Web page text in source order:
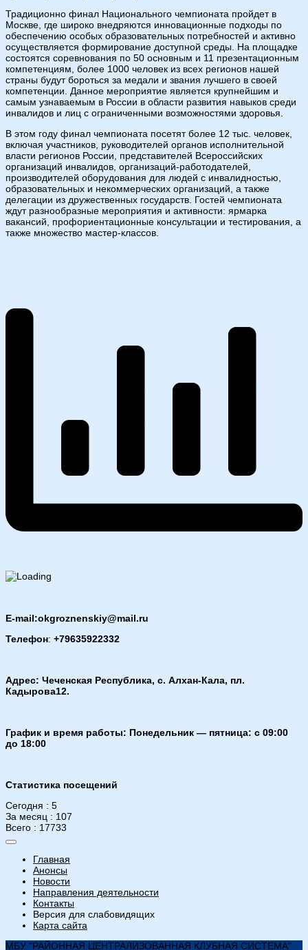
Традиционно финал Национального чемпионата пройдет в
Москве, где широко внедряются инновационные подходы по
обеспечению особых образовательных потребностей и активно
осуществляется формирование доступной среды. На площадке
состоятся соревнования по 50 основным и 11 презентационным
компетенциям, более 1000 человек из всех регионов нашей
страны будут бороться за медали и звания лучшего в своей
компетенции. Данное мероприятие является крупнейшим и
самым узнаваемым в России в области развития навыков среди
инвалидов и лиц с ограниченными возможностями здоровья.
В этом году финал чемпионата посетят более 12 тыс. человек,
включая участников, руководителей органов исполнительной
власти регионов России, представителей Всероссийских
организаций инвалидов, организаций-работодателей,
производителей оборудования для людей с инвалидностью,
образовательных и некоммерческих организаций, а также
делегации из дружественных государств. Гостей чемпионата
ждут разнообразные мероприятия и активности: ярмарка
вакансий, профориентационные консультации и тестирования, а
также множество мастер-классов.
E-mail:okgroznenskiy@mail.ru
Телефон: +79635922332
Адрес: Чеченская Республика, с. Алхан-Кала, пл.
Кадырова12.
График и время работы: Понедельник — пятница: с 09:00
до 18:00
Статистика посещений
Сегодня : 5
За месяц : 107
Всего : 17733
Главная
Анонсы
Новости
Направления деятельности
Контакты
Версия для слабовидящих
Карта сайта
МБУ "РАЙОННАЯ ЦЕНТРАЛИЗОВАННАЯ КЛУБНАЯ СИСТЕМА"